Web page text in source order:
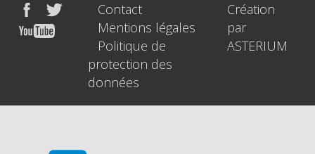
Contact
Mentions légales
Politique de
protection des
données
Création
par
ASTERIUM